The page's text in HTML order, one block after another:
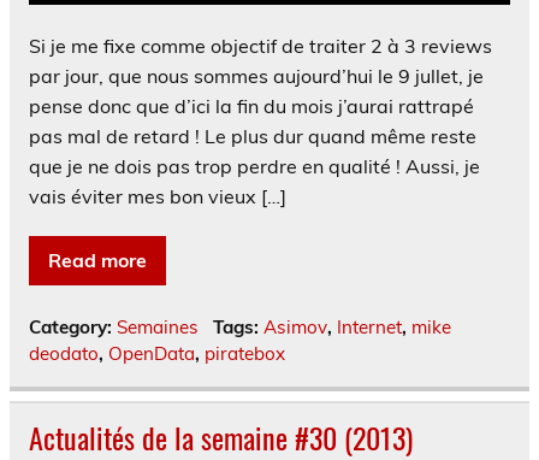
Si je me fixe comme objectif de traiter 2 à 3 reviews
par jour, que nous sommes aujourd’hui le 9 jullet, je
pense donc que d’ici la fin du mois j’aurai rattrapé
pas mal de retard ! Le plus dur quand même reste
que je ne dois pas trop perdre en qualité ! Aussi, je
vais éviter mes bon vieux […]
Read more
Category: Semaines Tags: Asimov, Internet, mike
deodato, OpenData, piratebox
Actualités de la semaine #30 (2013)